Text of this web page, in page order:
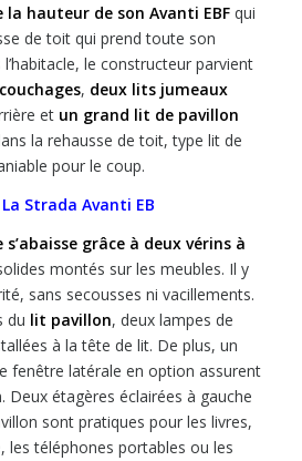
hauteur de son Avanti EBFqui
de toit qui prend toute son
le constructeur parvient
, deux lits jumeaux
et un grand lit de pavillon
la rehausse de toit, type lit de
pour le coup.
Strada Avanti EB
s’abaisse grâce à deux vérins à
montés sur les meubles. Il y
sans secousses ni vacillements.
du lit pavillon, deux lampes de
à la tête de lit. De plus, un
fenêtre latérale en option assurent
Deux étagères éclairées à gauche
sont pratiques pour les livres,
les téléphones portables ou les